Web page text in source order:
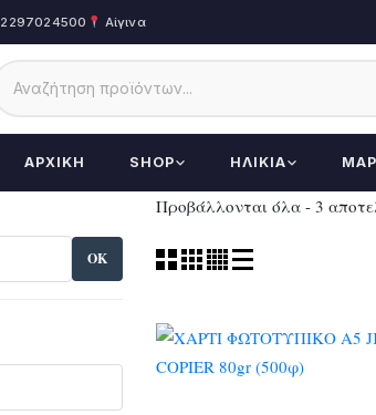
2297024500 Αίγινα
ΑΡΧΙΚΉ SHOP ΗΛΙΚΊΑ
Προβάλλονται όλα - 3
OK